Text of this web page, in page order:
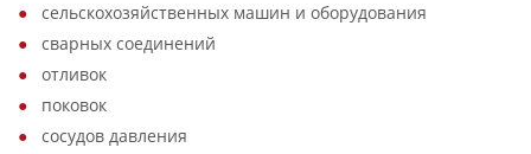
сельскохозяйственных машин и оборудования
сварных соединений
отливок
поковок
сосудов давления